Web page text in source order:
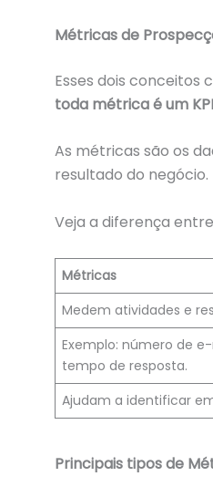
Métricas de
Esses dois conceitos
toda métrica é um KPI
As métricas são os
resultado do negócio.
Veja a diferença
Métricas
Medem atividades e
Exemplo: número de
tempo de resposta.
Ajudam a identificar
Principais tipos de